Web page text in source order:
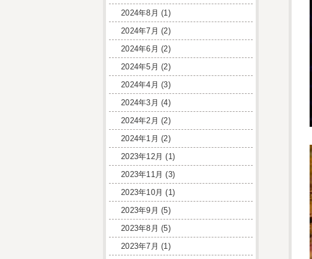
2024年8月 (1)
2024年7月 (2)
2024年6月 (2)
2024年5月 (2)
2024年4月 (3)
2024年3月 (4)
2024年2月 (2)
2024年1月 (2)
2023年12月 (1)
2023年11月 (3)
2023年10月 (1)
2023年9月 (5)
2023年8月 (5)
2023年7月 (1)